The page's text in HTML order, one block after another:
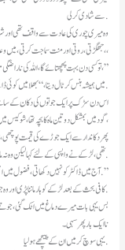
سے شادی کر لی .
وہ میری چوری کی عادت سے واقف تهی اور
،جهگڑتی ،روتی اور منت سماجت کرتی ،میں وعدہ کرتا اور توڑ دیتا،وہ ہمیشہ کہتی ،
“تو کسی دن بہت پچهتائے گا ،اللہ کی ناراضگی مول نہ لے .کسی کی بد دعا لگ گئی تو تیرا کچهہ نہیں بچے گا ،”
میں ہمیشہ ہنس کر ٹال دیتا ، “بهلا میں کوئی ڈاکے تهوڑی ڈالتا ہوں .
اس دن سڑک پر ایک جوتوں کی دکان کے
گود میں بمشکل دو تین ماہ کا بچہ تها ، شو کیس میں رکهے ہوئے ننهے ننهے بوٹوں کو دیکهہ کر خوش ہوتے رہے ،
تهی ،لڑکے نے واپسی کے لئے کہا لیکن وہ نہ مانی ،اور بولی .
“آج میں ڈاکٹر کو نہیں دکهاتی ،فضول میں اتنی فیس لے لیتی ہے ، پهر کسی دن سہی ،لیکن یہ جوتے بک گئے تو مجهے ملال رہے گا .”
کافی بحث کے بعد لڑکے کو ہار ماننا پڑی اور وہ جوتے خرید کر خوش خوش باہر نکلے .
بس یہی بات میرے دماغ میں اٹک گئی ، جوتے
نا ایک بار پهر سہی۔
یہی سوچ کر میں ان کے پیچهے ہولیا .